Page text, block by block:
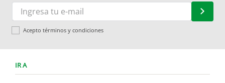
Acepto términos y condiciones
IR A